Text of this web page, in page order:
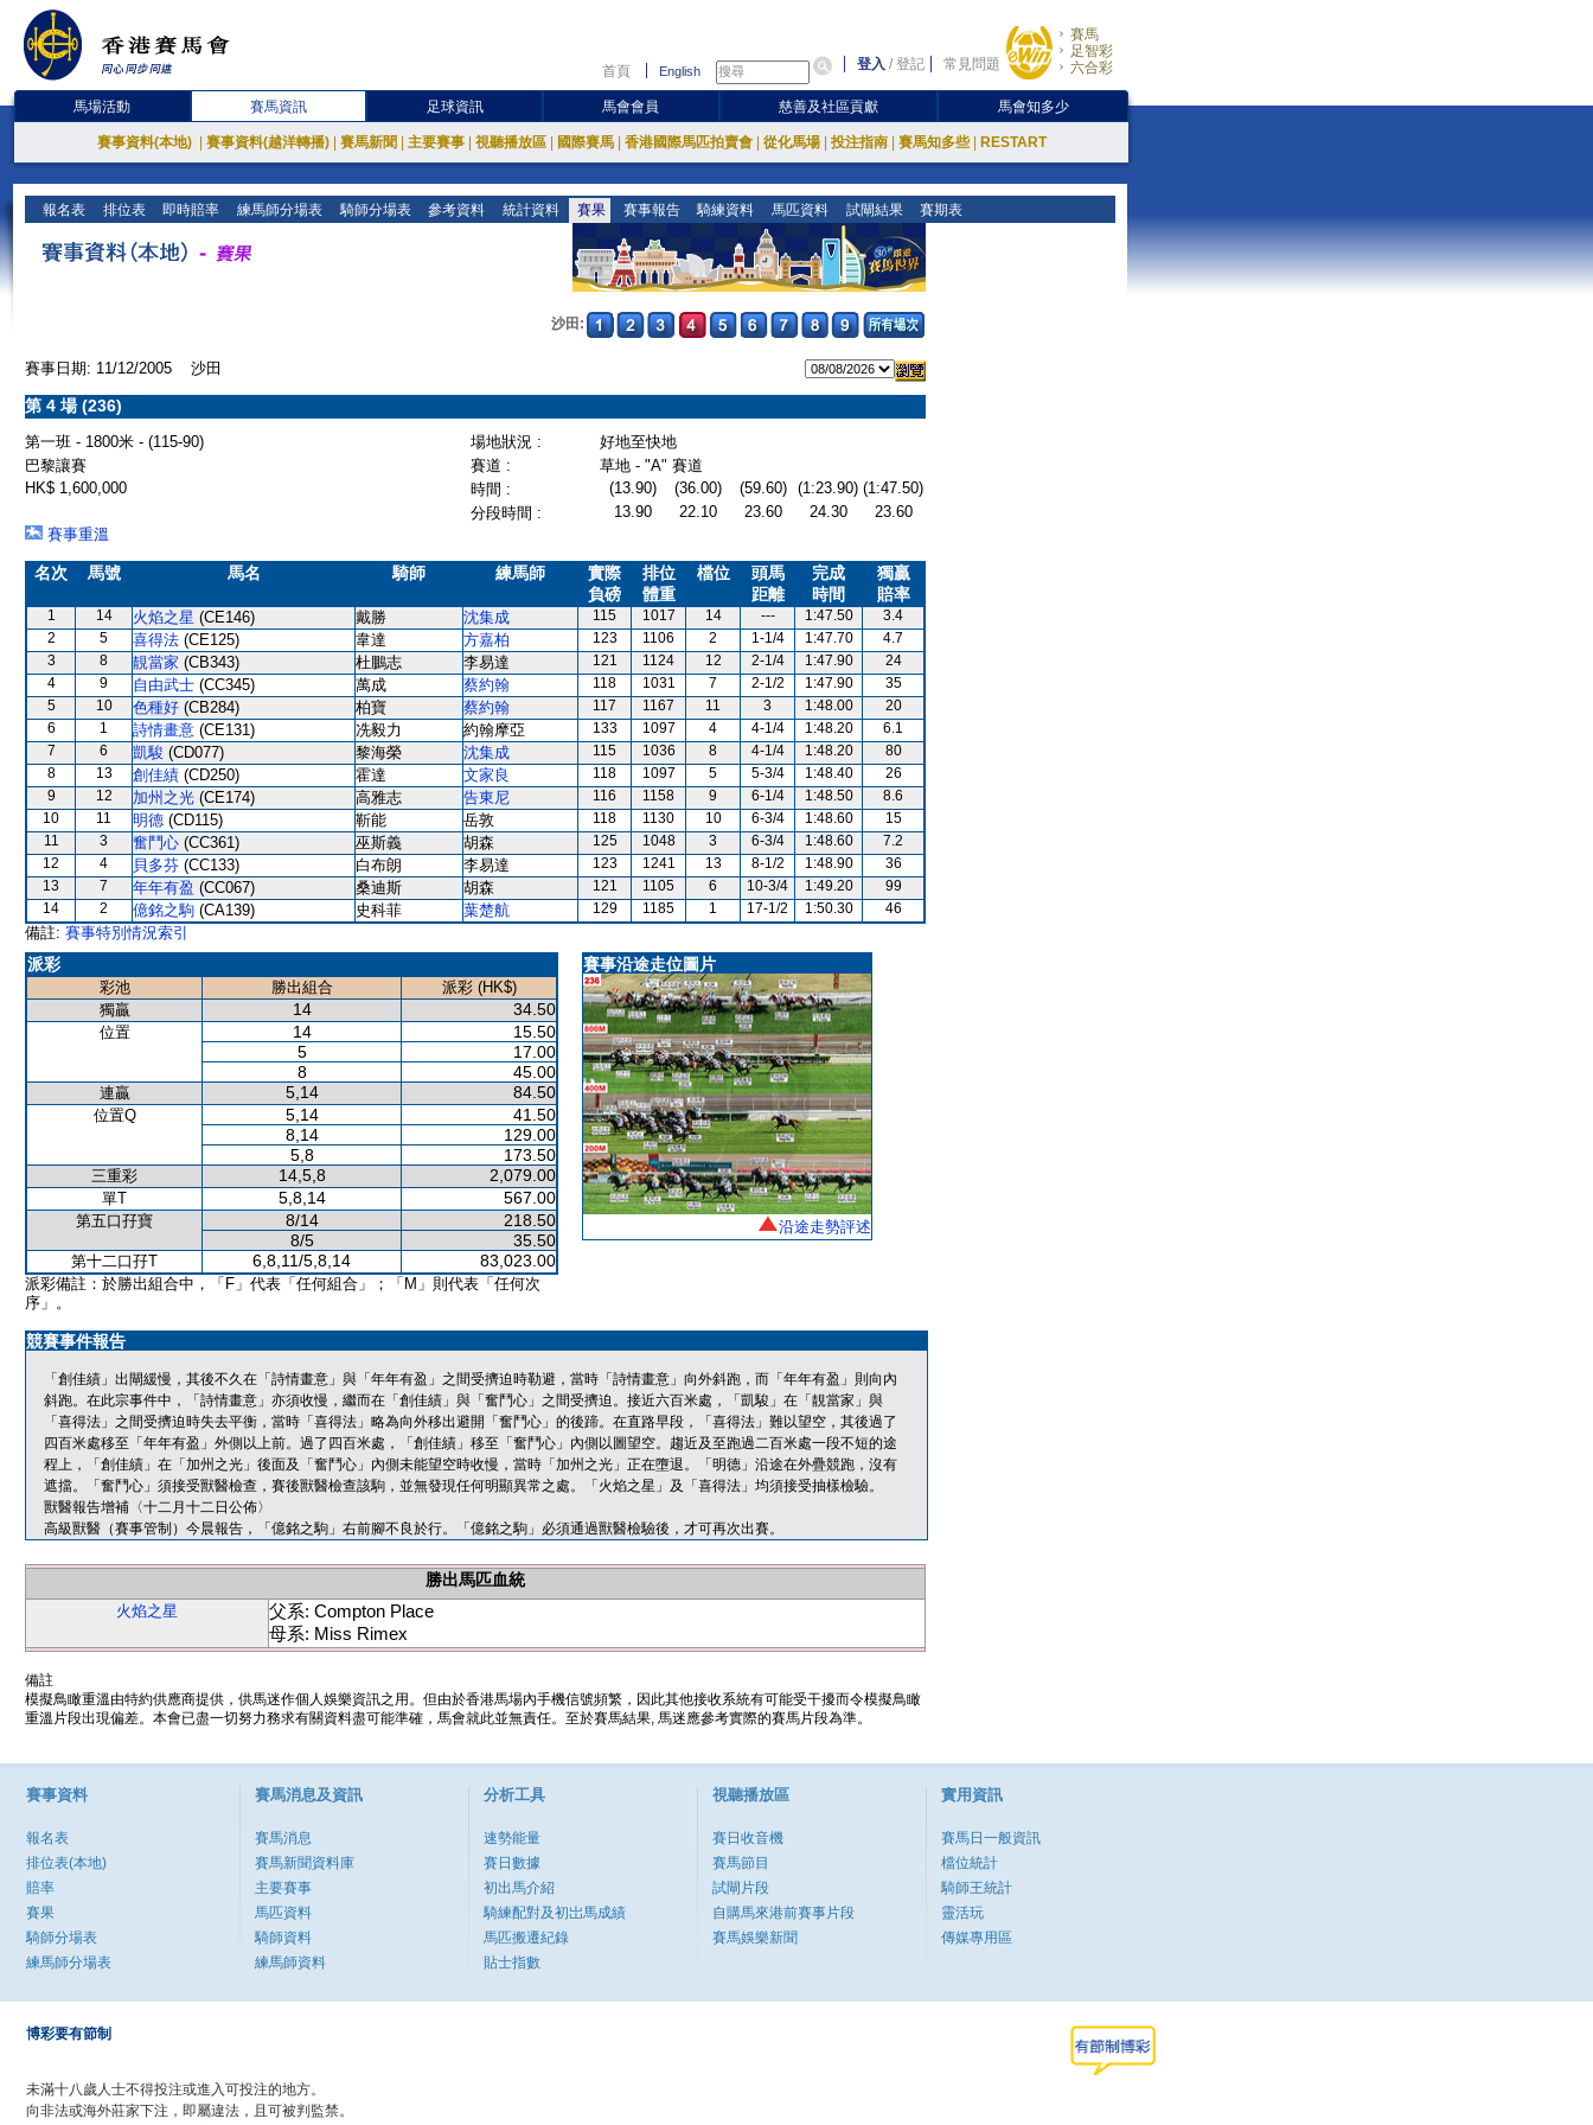
首頁 English 登入 /登記 常見問題
賽馬
足智彩
六合彩
馬場活動 賽馬資訊 足球資訊 馬會會員 慈善及社區貢獻 馬會知多少
賽事資料(本地) 賽事資料(越洋轉播) 賽馬新聞 主要賽事 視聽播放區 國際賽馬 香港國際馬匹拍賣會 從化馬場 投注指南 賽馬知多些 RESTART
報名表 排位表 即時賠率 練馬師分場表 騎師分場表 參考資料 統計資料 賽果 賽事報告 騎練資料 馬匹資料 試閘結果 賽期表
沙田:
賽事日期: 11/12/2005 沙田
第 4 場 (236)
第一班 - 1800米 - (115-90) 場地狀況 :
好地至快地
巴黎讓賽
賽道 :
草地 - "A" 賽道
HK$ 1,600,000
時間 : (13.90) (36.00) (59.60) (1:23.90) (1:47.50)
分段時間 :
13.90 22.10 23.60 24.30
23.60
賽事重溫
名次 馬號 馬名 騎師 練馬師
實際
負磅
排位
體重
檔位
頭馬
距離
完成
時間
獨贏
賠率
1 14 火焰之星 (CE146) 戴勝 沈集成 115 1017 14 --- 1:47.50
3.4
2
5 喜得法 (CE125) 韋達 方嘉柏 123 1106 2 1-1/4 1:47.70
4.7
3
8 靚當家 (CB343) 杜鵬志 李易達 121 1124 12 2-1/4 1:47.90
24
4
9 自由武士 (CC345) 萬成 蔡約翰 118 1031 7 2-1/2 1:47.90
35
5
10 色種好 (CB284) 柏寶 蔡約翰 117 1167 11 3 1:48.00
20
6
1 詩情畫意 (CE131) 冼毅力 約翰摩亞 133 1097 4 4-1/4 1:48.20
6.1
7
6 凱駿 (CD077) 黎海榮 沈集成 115 1036 8 4-1/4 1:48.20
80
8
13 創佳績 (CD250) 霍達 文家良 118 1097 5 5-3/4 1:48.40
26
9
12 加州之光 (CE174) 高雅志 告東尼 116 1158 9 6-1/4 1:48.50
8.6
10
11 明德 (CD115) 靳能 岳敦 118 1130 10 6-3/4 1:48.60
15
11
3 奮鬥心 (CC361) 巫斯義 胡森 125 1048 3 6-3/4 1:48.60
7.2
12
4 貝多芬 (CC133) 白布朗 李易達 123 1241 13 8-1/2 1:48.90
36
13
7 年年有盈 (CC067) 桑迪斯 胡森 121 1105 6 10-3/4 1:49.20
99
14
2 億銘之駒 (CA139) 史科菲 葉楚航 129 1185 1 17-1/2 1:50.30 46
備註: 賽事特別情況索引
派彩
彩池 勝出組合
派彩 (HK$)
獨贏
14 34.50
位置 14
15.50
5
17.00
8
45.00
連贏 5,14 84.50
位置Q 5,14
41.50
8,14
129.00
5,8
173.50
三重彩 14,5,8 2,079.00
單T 5,8,14 567.00
第五口孖寶 8/14
218.50
8/5
35.50
第十二口孖T 6,8,11/5,8,14 83,023.00
派彩備註：於勝出組合中，「F」代表「任何組合」；「M」則代表「任何次
序」。
賽事沿途走位圖片
沿途走勢評述
競賽事件報告
「創佳績」出閘緩慢，其後不久在「詩情畫意」與「年年有盈」之間受擠迫時勒避，當時「詩情畫意」向外斜跑，而「年年有盈」則向內
斜跑。在此宗事件中，「詩情畫意」亦須收慢，繼而在「創佳績」與「奮鬥心」之間受擠迫。接近六百米處，「凱駿」在「靚當家」與
「喜得法」之間受擠迫時失去平衡，當時「喜得法」略為向外移出避開「奮鬥心」的後蹄。在直路早段，「喜得法」難以望空，其後過了
四百米處移至「年年有盈」外側以上前。過了四百米處，「創佳績」移至「奮鬥心」內側以圖望空。趨近及至跑過二百米處一段不短的途
程上，「創佳績」在「加州之光」後面及「奮鬥心」內側未能望空時收慢，當時「加州之光」正在墮退。「明德」沿途在外疊競跑，沒有
遮擋。「奮鬥心」須接受獸醫檢查，賽後獸醫檢查該駒，並無發現任何明顯異常之處。「火焰之星」及「喜得法」均須接受抽樣檢驗。
獸醫報告增補〈十二月十二日公佈〉
高級獸醫（賽事管制）今晨報告，「億銘之駒」右前腳不良於行。「億銘之駒」必須通過獸醫檢驗後，才可再次出賽。
勝出馬匹血統
火焰之星
父系: Compton Place
母系: Miss Rimex
備註
模擬鳥瞰重溫由特約供應商提供，供馬迷作個人娛樂資訊之用。但由於香港馬場內手機信號頻繁，因此其他接收系統有可能受干擾而令模擬鳥瞰
重溫片段出現偏差。本會已盡一切努力務求有關資料盡可能準確，馬會就此並無責任。至於賽馬結果, 馬迷應參考實際的賽馬片段為準。
賽事資料
報名表
排位表(本地)
賠率
賽果
騎師分場表
練馬師分場表
賽馬消息及資訊
賽馬消息
賽馬新聞資料庫
主要賽事
馬匹資料
騎師資料
練馬師資料
分析工具
速勢能量
賽日數據
初出馬介紹
騎練配對及初岀馬成績
馬匹搬遷紀錄
貼士指數
視聽播放區
賽日收音機
賽馬節目
試閘片段
自購馬來港前賽事片段
賽馬娛樂新聞
實用資訊
賽馬日一般資訊
檔位統計
騎師王統計
靈活玩
傳媒專用區
博彩要有節制
未滿十八歲人士不得投注或進入可投注的地方。
向非法或海外莊家下注，即屬違法，且可被判監禁。